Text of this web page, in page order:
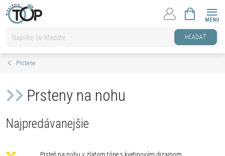
Prejsť
na
HĽADAŤ
KOŠÍK
Prstene
Prsteny na nohu
Najpredávanejšie
Prsteň na nohu v zlatom tóne s kvetinovým dizajnom